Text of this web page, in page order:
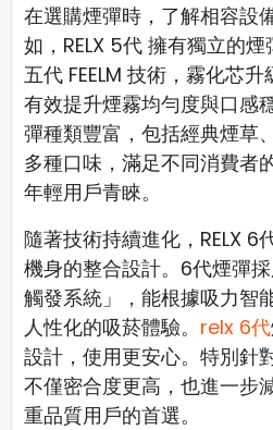
在選購煙彈時，了解相容設
如，RELX 5代 擁有獨立的
五代 FEELM 技術，霧化芯
有效提升煙霧均勻度與口感
彈種類豐富，包括經典煙草
多種口味，滿足不同消費者
年輕用戶青睞。
隨著技術持續進化，RELX 6
機身的整合設計。6代煙彈
觸發系統」，能根據吸力智
人性化的吸菸體驗。 relx 6代
設計，使用更安心。特別針
不僅密合度更高，也進一步
重品質用戶的首選。